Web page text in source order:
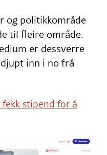
og politikkområde
til fleire område.
er dessverre
inn i no frå
fekk stipend for å